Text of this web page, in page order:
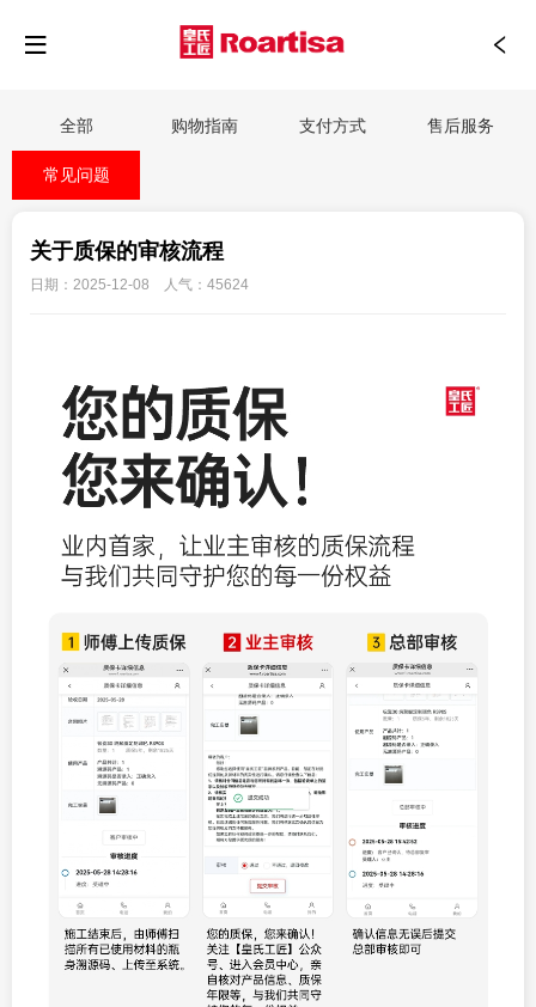
全部 购物指南 支付方式 售后服务
常见问题
关于质保的审核流程
日期：2025-12-08 人气：45624